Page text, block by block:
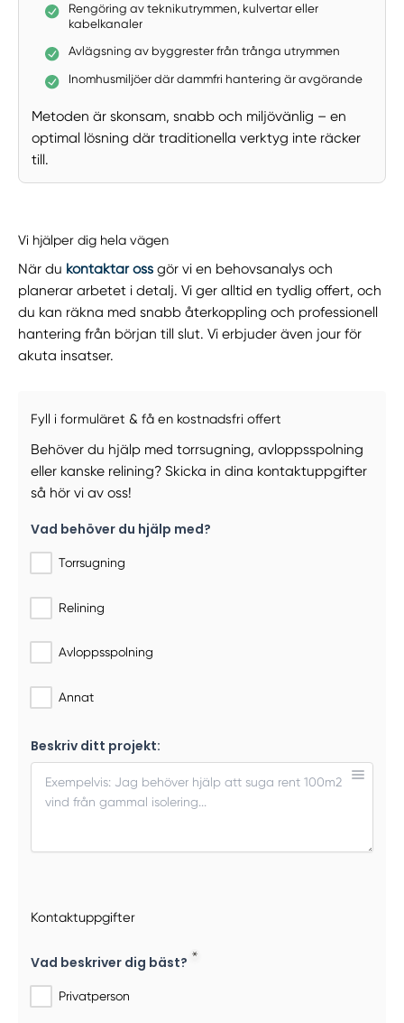
Rengöring av teknikutrymmen, kulvertar eller
kabelkanaler
Avlägsning av byggrester från trånga utrymmen
Inomhusmiljöer där dammfri hantering är avgörande
Metoden är skonsam, snabb och miljövänlig – en
optimal lösning där traditionella verktyg inte räcker
till.
Vi hjälper dig hela vägen
När du kontaktar oss gör vi en behovsanalys och
planerar arbetet i detalj. Vi ger alltid en tydlig offert, och
du kan räkna med snabb återkoppling och professionell
hantering från början till slut. Vi erbjuder även jour för
akuta insatser.
Fyll i formuläret & få en kostnadsfri offert
Behöver du hjälp med torrsugning, avloppsspolning
eller kanske relining? Skicka in dina kontaktuppgifter
så hör vi av oss!
Vad behöver du hjälp med?
Torrsugning
Relining
Avloppsspolning
Annat
Beskriv ditt projekt:
Kontaktuppgifter
Vad beskriver dig bäst?
Privatperson